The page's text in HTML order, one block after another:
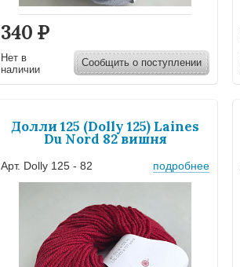
340 Р
Нет в
наличии
Сообщить о поступлении
Долли 125 (Dolly 125) Laines
Du Nord 82 вишня
Арт. Dolly 125 - 82 подробнее